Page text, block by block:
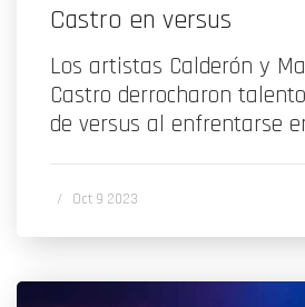
Castro en versus
Los artistas Calderón y
Castro derrocharon
de versus al enfrentarse
/ Oct 9 2023